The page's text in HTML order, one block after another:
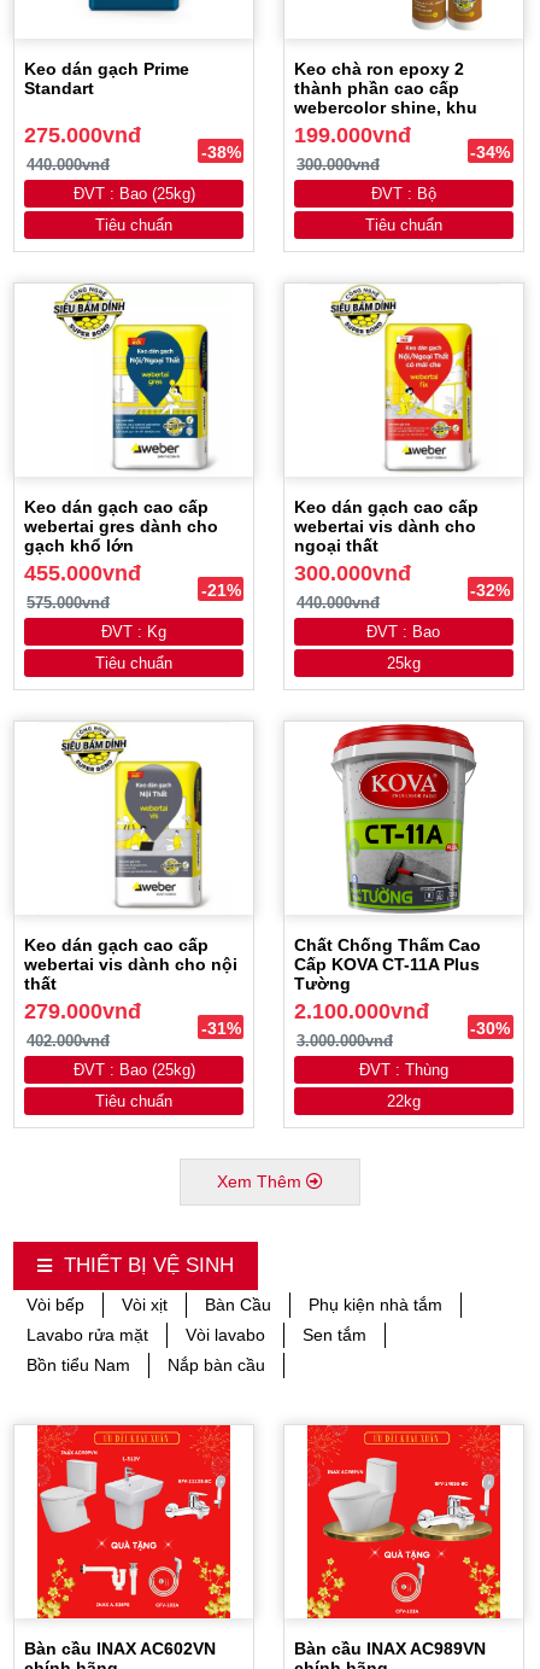
Keo dán gạch Prime
Standart
275.000vnđ
440.000vnđ
-38%
ĐVT : Bao (25kg)
Tiêu chuẩn
Keo chà ron epoxy 2
thành phần cao cấp
webercolor shine, khu
vực nội thất khô ráo và
chịu ẩm 360ml/bộ.
199.000vnđ
300.000vnđ
-34%
ĐVT : Bộ
Tiêu chuẩn
Keo dán gạch cao cấp
webertai gres dành cho
gạch khổ lớn
455.000vnđ
575.000vnđ
-21%
ĐVT : Kg
Tiêu chuẩn
Keo dán gạch cao cấp
webertai vis dành cho
ngoại thất
300.000vnđ
440.000vnđ
-32%
ĐVT : Bao
25kg
Keo dán gạch cao cấp
webertai vis dành cho nội
thất
279.000vnđ
402.000vnđ
-31%
ĐVT : Bao (25kg)
Tiêu chuẩn
Chất Chống Thấm Cao
Cấp KOVA CT-11A Plus
Tường
2.100.000vnđ
3.000.000vnđ
-30%
ĐVT : Thùng
22kg
Xem Thêm
THIẾT BỊ VỆ SINH
Vòi bếp Vòi xịt Bàn Cầu
Phụ kiện nhà tắm
Lavabo rửa mặt
Vòi lavabo
Sen tắm
Bồn tiểu Nam
Nắp bàn cầu
Bàn cầu INAX AC602VN
Bàn cầu INAX AC989VN